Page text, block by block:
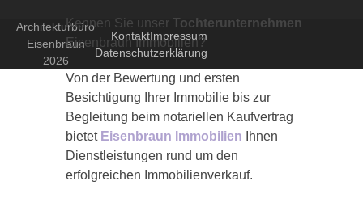
Kennen Sie unser Tochterunternehmen
Eisenbraun Immobilien?
Von der Bewertung und ersten
Besichtigung Ihrer Immobilie bis zur
Begleitung beim notariellen Kaufvertrag
bietet Eisenbraun Immobilien Ihnen
Dienstleistungen rund um den
erfolgreichen Immobilienverkauf.
Architekturbüro
Eisenbraun
2026
KontaktImpressum
Datenschutzerklärung